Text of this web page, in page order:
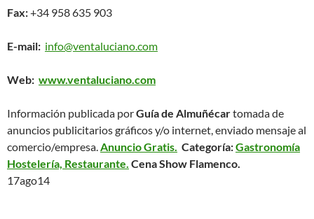
Fax:+34 958 635 903
E-mail: info@ventaluciano.com
Web: www.ventaluciano.com
Información publicada porGuía de Almuñécartomada de
anuncios publicitarios gráficos y/o internet, enviado mensaje al
comercio/empresa. Anuncio Gratis. Categoría:Gastronomía
Hostelería, Restaurante. Cena Show Flamenco.
17ago14